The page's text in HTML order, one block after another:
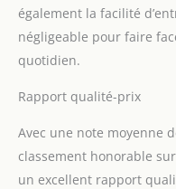
également la facilité
négligeable pour faire
quotidien.
Rapport qualité-prix
Avec une note moyenne
classement honorable
un excellent rapport